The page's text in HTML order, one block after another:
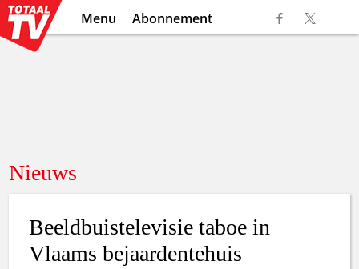
Menu Abonnement
Nieuws
Beeldbuistelevisie taboe in
Vlaams bejaardentehuis